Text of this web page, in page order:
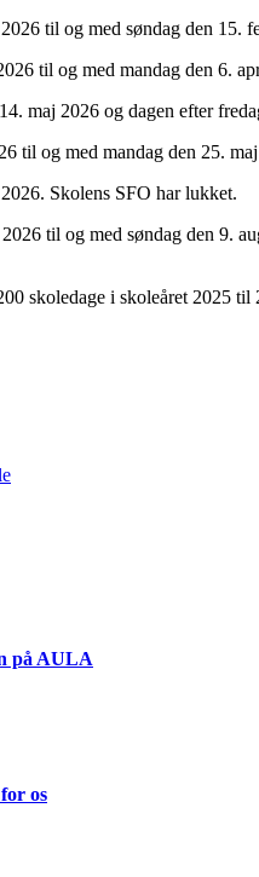
til og med søndag den 15.
til og med mandag den 6.
maj 2026 og dagen efter
til og med mandag den 25.
Skolens SFO har lukket.
til og med søndag den 9.
skoledage i skoleåret 2025 til
på AULA
os